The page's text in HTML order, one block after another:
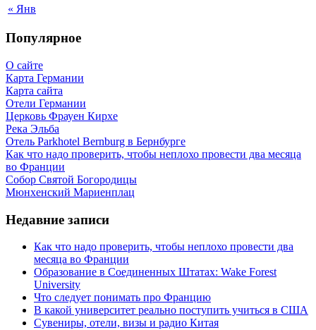
« Янв
Популярное
О сайте
Карта Германии
Карта сайта
Отели Германии
Церковь Фрауен Кирхе
Река Эльба
Отель Parkhotel Bernburg в Бернбурге
Как что надо проверить, чтобы неплохо провести два месяца
во Франции
Собор Святой Богородицы
Мюнхенский Мариенплац
Недавние записи
Как что надо проверить, чтобы неплохо провести два
месяца во Франции
Образование в Соединенных Штатах: Wake Forest
University
Что следует понимать про Францию
В какой университет реально поступить учиться в США
Сувениры, отели, визы и радио Китая